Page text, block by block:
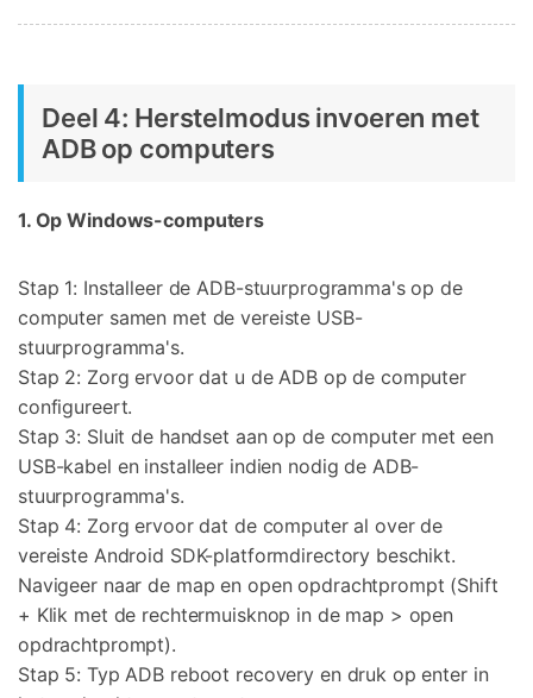
Deel 4: Herstelmodus invoeren met
ADB op computers
1. Op Windows-computers
Stap 1: Installeer de ADB-stuurprogramma's op de
computer samen met de vereiste USB-
stuurprogramma's.
Stap 2: Zorg ervoor dat u de ADB op de computer
configureert.
Stap 3: Sluit de handset aan op de computer met een
USB-kabel en installeer indien nodig de ADB-
stuurprogramma's.
Stap 4: Zorg ervoor dat de computer al over de
vereiste Android SDK-platformdirectory beschikt.
Navigeer naar de map en open opdrachtprompt (Shift
+ Klik met de rechtermuisknop in de map > open
opdrachtprompt).
Stap 5: Typ ADB reboot recovery en druk op enter in